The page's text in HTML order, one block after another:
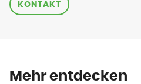
KONTAKT
Mehr entdecken